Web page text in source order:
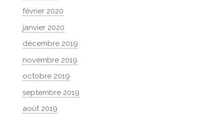
février 2020
janvier 2020
décembre 2019
novembre 2019
octobre 2019
septembre 2019
août 2019